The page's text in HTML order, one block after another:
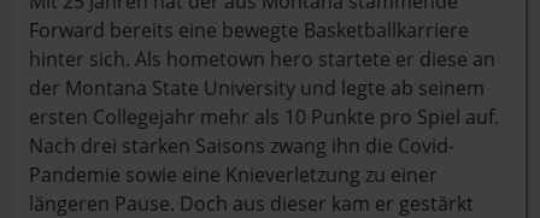
Forward bereits eine bewegte Basketballkarriere
hinter sich. Als hometown hero startete er diese an
der Montana State University und legte ab seinem
ersten Collegejahr mehr als 10 Punkte pro Spiel auf.
Nach drei starken Saisons zwang ihn die Covid-
Pandemie sowie eine Knieverletzung zu einer
längeren Pause. Doch aus dieser kam er gestärkt